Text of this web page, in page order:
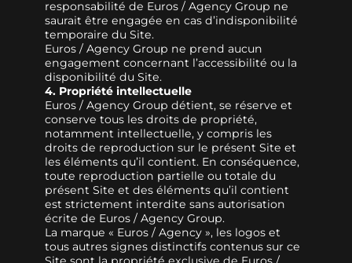
responsabilité de Euros / Agency Group ne
saurait être engagée en cas d’indisponibilité
temporaire du Site.
Euros / Agency Group ne prend aucun
engagement concernant l’accessibilité ou la
disponibilité du Site.
4. Propriété intellectuelle
Euros / Agency Group détient, se réserve et
conserve tous les droits de propriété,
notamment intellectuelle, y compris les
droits de reproduction sur le présent Site et
les éléments qu’il contient. En conséquence,
toute reproduction partielle ou totale du
présent Site et des éléments qu’il contient
est strictement interdite sans autorisation
écrite de Euros / Agency Group.
La marque « Euros / Agency », les logos et
tous autres signes distinctifs contenus sur ce